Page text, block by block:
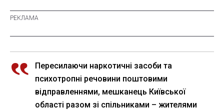
Пересилаючи наркотичні засоби та
психотропні речовини поштовими
відправленнями, мешканець Київської
області разом зі спільниками – жителями